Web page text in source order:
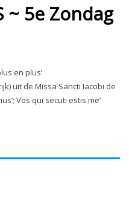
~ 5e Zondag
en plus’
uit de Missa Sancti Iacobi de
Vos qui secuti estis me’